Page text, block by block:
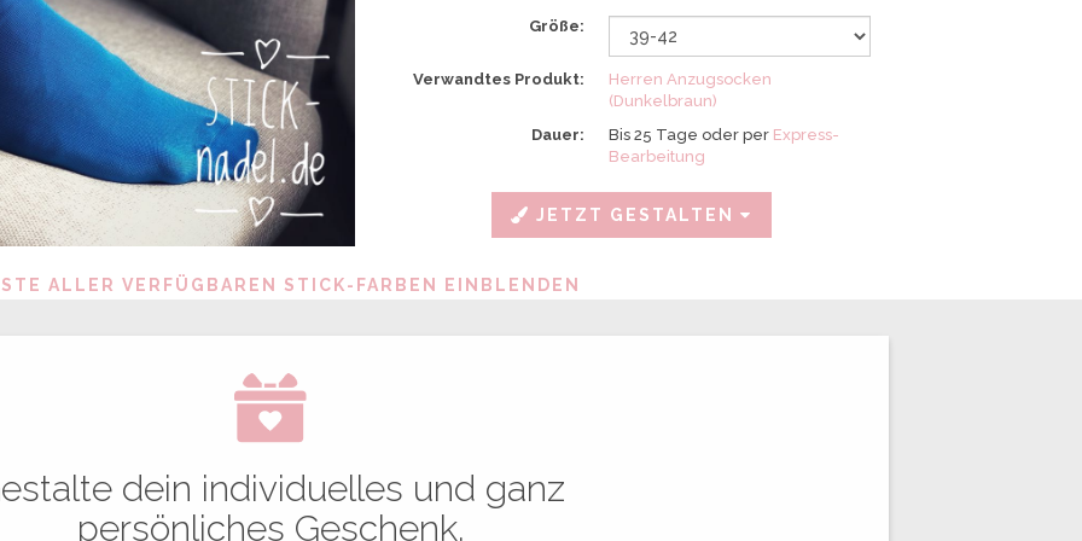
und
Freunde.
Größe:
Verwandtes Produkt:
Herren Anzugsocken
(Dunkelbraun)
Dauer:
Bis 25 Tage oder per Express-
Bearbeitung
JETZT GESTALTEN
ALLER VERFÜGBAREN STICK-FARBEN EINBLENDEN
dein individuelles und ganz
persönliches Geschenk.